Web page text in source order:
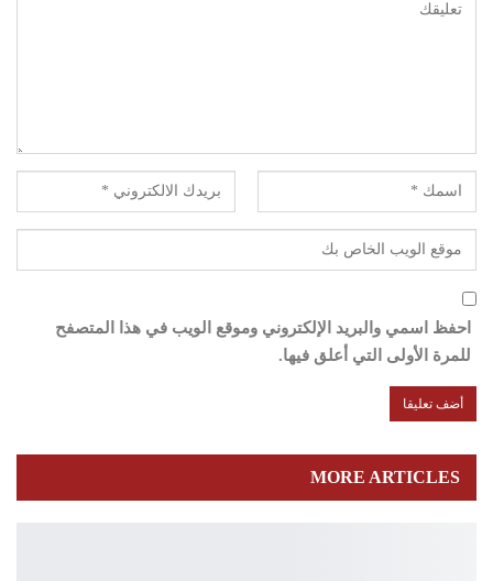
احفظ اسمي والبريد الإلكتروني وموقع الويب في هذا المتصفح
للمرة الأولى التي أعلق فيها.
MORE ARTICLES